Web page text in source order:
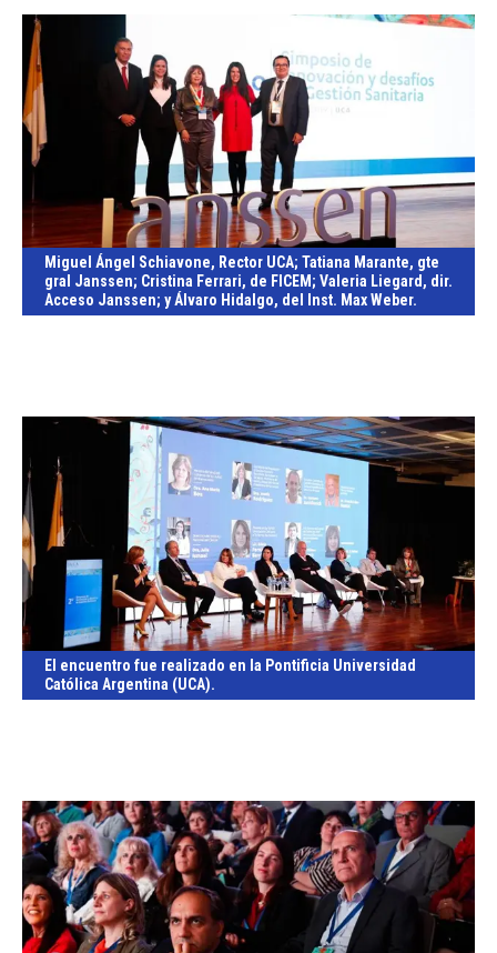
Miguel Ángel Schiavone, Rector UCA; Tatiana Marante, gte
gral Janssen; Cristina Ferrari, de FICEM; Valeria Liegard, dir.
Acceso Janssen; y Álvaro Hidalgo, del Inst. Max Weber.
El encuentro fue realizado en la Pontificia Universidad
Católica Argentina (UCA).